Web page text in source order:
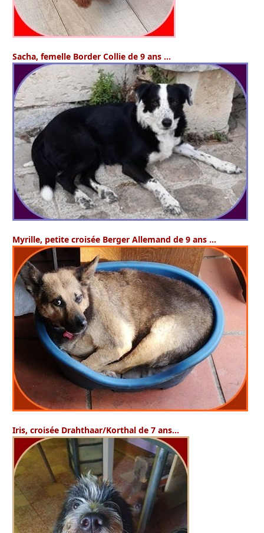
Sacha, femelle Border Collie de 9 ans …
Myrille, petite croisée Berger Allemand de 9 ans …
Iris, croisée Drahthaar/Korthal de 7 ans…